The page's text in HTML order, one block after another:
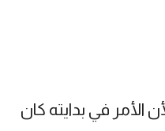
الأمر في بدايته كان